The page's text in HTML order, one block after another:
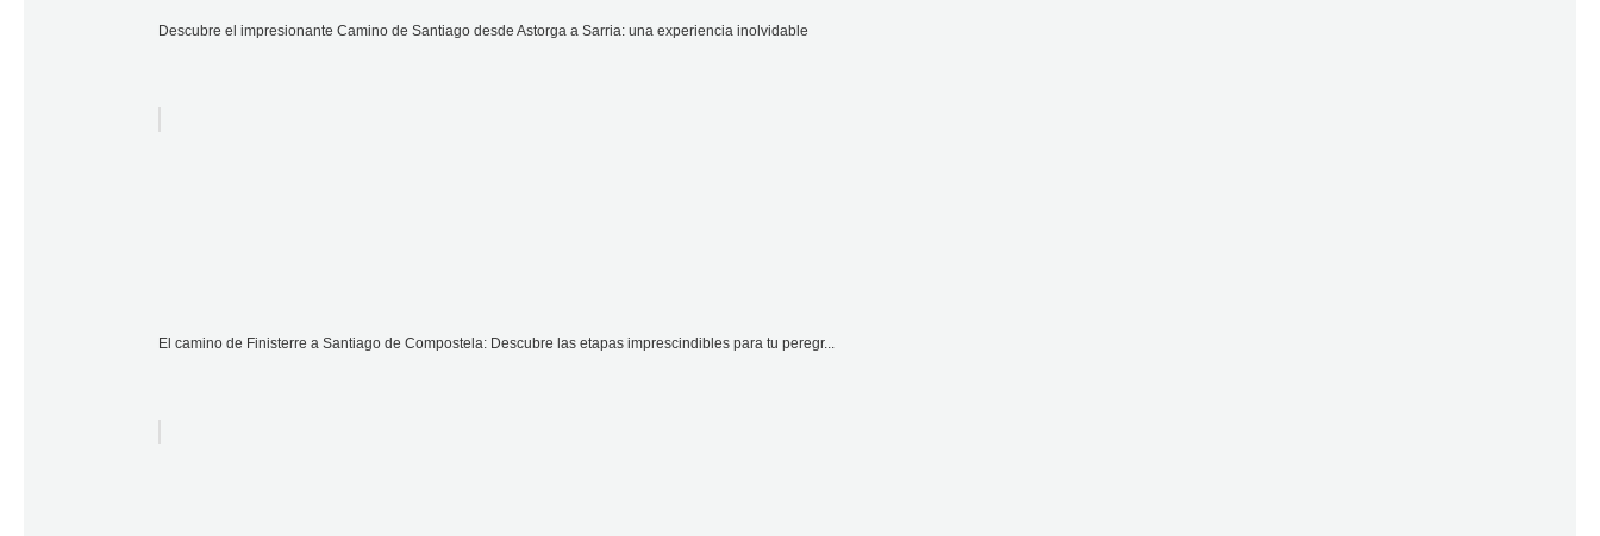
Descubre el impresionante Camino de Santiago desde Astorga a Sarria: una experiencia inolvidable
El camino de Finisterre a Santiago de Compostela: Descubre las etapas imprescindibles para tu peregr...